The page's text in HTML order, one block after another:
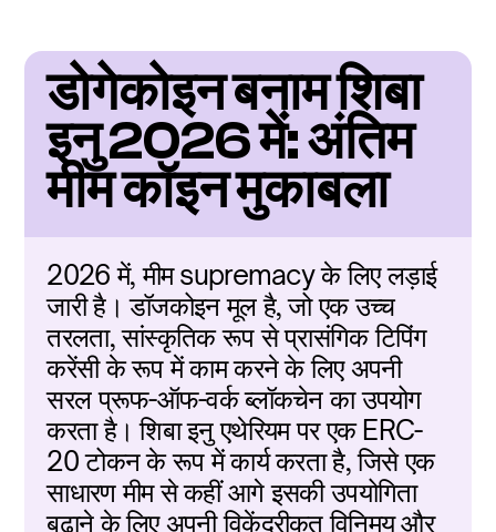
डोगेकोइन बनाम शिबा
इनु 2026 में: अंतिम
मीम कॉइन मुकाबला
2026 में, मीम supremacy के लिए लड़ाई
जारी है। डॉजकोइन मूल है, जो एक उच्च
तरलता, सांस्कृतिक रूप से प्रासंगिक टिपिंग
करेंसी के रूप में काम करने के लिए अपनी
सरल प्रूफ-ऑफ-वर्क ब्लॉकचेन का उपयोग
करता है। शिबा इनु एथेरियम पर एक ERC-
20 टोकन के रूप में कार्य करता है, जिसे एक
साधारण मीम से कहीं आगे इसकी उपयोगिता
बढ़ाने के लिए अपनी विकेंद्रीकृत विनिमय और